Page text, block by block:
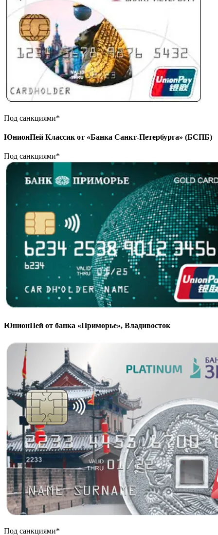
Под санкциями*
ЮнионПей Классик от «Банка Санкт-Петербурга» (БСПБ)
Под санкциями*
ЮнионПей от банка «Приморье», Владивосток
Под санкциями*